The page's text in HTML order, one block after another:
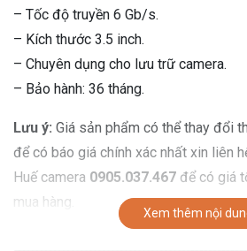
– Tốc độ truyền 6 Gb/s.
– Kích thước 3.5 inch.
– Chuyên dụng cho lưu trữ camera.
– Bảo hành: 36 tháng.
Lưu ý: Giá sản phẩm có thể thay đổi
để có báo giá chính xác nhất xin liên
Huế camera 0905.037.467 để có giá
mua hàng.
Xem thêm nội